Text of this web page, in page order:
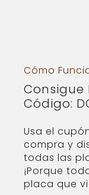
Cómo
Consigue
Código:
Usa el
compra y
todas las
¡Porque
placa que